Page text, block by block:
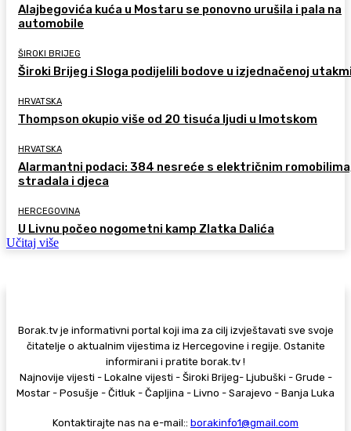
Alajbegovića kuća u Mostaru se ponovno urušila i pala na
automobile
ŠIROKI BRIJEG
Široki Brijeg i Sloga podijelili bodove u izjednačenoj
HRVATSKA
Thompson okupio više od 20 tisuća ljudi u Imotskom
HRVATSKA
Alarmantni podaci: 384 nesreće s električnim
stradala i djeca
HERCEGOVINA
U Livnu počeo nogometni kamp Zlatka Dalića
Učitaj više
Borak.tv je informativni portal koji ima za cilj izvještavati sve svoje
čitatelje o aktualnim vijestima iz Hercegovine i regije. Ostanite
informirani i pratite borak.tv !
Najnovije vijesti - Lokalne vijesti - Široki Brijeg- Ljubuški - Grude -
Mostar - Posušje - Čitluk - Čapljina - Livno - Sarajevo - Banja Luka
Kontaktirajte nas na e-mail:: borakinfo1@gmail.com